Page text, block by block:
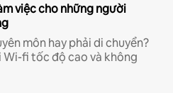
việc cho những người
môn hay phải di chuyển?
Wi-fi tốc độ cao và không